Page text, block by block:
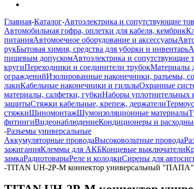
Главная-Каталог-Автоэлектрика и сопутствующие
Автомобильная гофра, оплетки для кабеля, кембрик
питанияАвтомоечное оборудование и аксессуары
рукБытовая химия, средства для уборки и инвентарь
пищевым допускомАвтоэлектрика и сопутствующие
кругиПереходники и соединители трубокМатериалы
огражденийИзолированные наконечники, разъемы,
лакиКабельные наконечники и гильзыОхранные
материалы, салфетки, губкиНаборы уплотнительных
защитыСтяжки кабельные, крепеж, держатели
стяжкиШиномонтажШумоизоляционные материалы
фитингиВидеонаблюдениеКондиционеры и
-Разъемы универсальные
Аккумуляторные проводаВысоковольтные провода
зажиганияКлеммы для АКБКонцевые выключатели
замкаРадиотоварыРеле и колодкиСирены для
-TITAN UH-2P-M коннектор универсальный